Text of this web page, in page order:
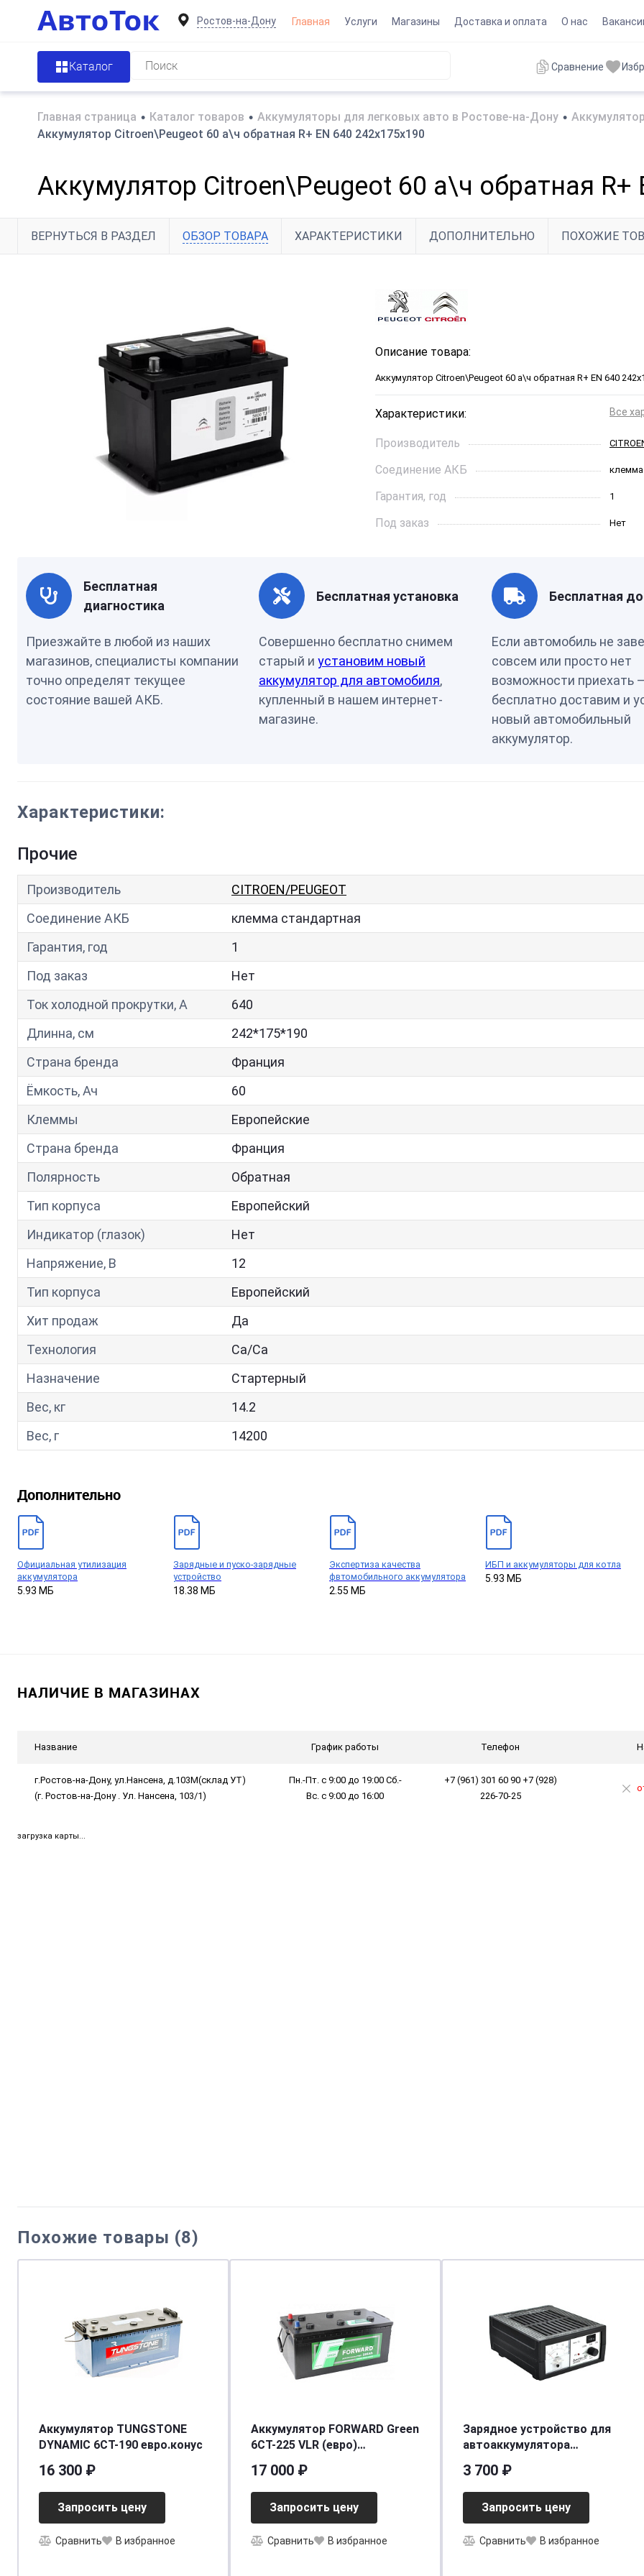
Ростов-на-Дону Главная Услуги Магазины Доставка и оплата О нас
Каталог Сравнение
Главная страница • Каталог товаров • Аккумуляторы для легковых авто в Ростове-на-Дону •
Аккумулятор Citroen\Peugeot 60 а\ч обратная R+ EN 640 242х175х190
Аккумулятор Citroen\Peugeot 60 а\ч обратная R+
ВЕРНУТЬСЯ В РАЗДЕЛ ОБЗОР ТОВАРА ХАРАКТЕРИСТИКИ ДОПОЛНИТЕЛЬНО ПОХОЖИЕ
Описание товара:
Аккумулятор Citroen\Peugeot 60 а\ч обратная R+ EN 640
Характеристики: Все
Производитель
Соединение АКБ клемма
Гарантия, год 1
Под заказ Нет
Страна бренда
Бесплатная
диагностика
Приезжайте в любой из наших
магазинов, специалисты компании
точно определят текущее
состояние вашей АКБ.
Бесплатная установка
Совершенно бесплатно снимем
старый и установим новый
аккумулятор для автомобиля,
купленный в нашем интернет-
магазине.
Бесплатная
Если автомобиль не
совсем или просто нет
возможности приехать
бесплатно доставим и
новый автомобильный
аккумулятор.
Характеристики:
Прочие
Производитель
CITROEN/PEUGEOT
Соединение АКБ
клемма стандартная
Гарантия, год
1
Под заказ
Нет
Ток холодной прокрутки, A
640
Длинна, см
242*175*190
Страна бренда
Франция
Ёмкость, Ач
60
Клеммы
Европейские
Страна бренда
Франция
Полярность
Обратная
Тип корпуса
Европейский
Индикатор (глазок)
Нет
Напряжение, В
12
Тип корпуса
Европейский
Хит продаж
Да
Технология
Са/Са
Назначение
Стартерный
Вес, кг
14.2
Вес, г
14200
Дополнительно
Официальная утилизация
аккумулятора
5.93 МБ
Зарядные и пуско-зарядные
устройство
18.38 МБ
Экспертиза качества
фвтомобильного аккумулятора
2.55 МБ
ИБП и аккумуляторы для котла
5.93 МБ
НАЛИЧИЕ В МАГАЗИНАХ
Название График работы Телефон
г.Ростов-на-Дону, ул.Нансена, д.103М(склад УТ)
(г. Ростов-на-Дону . Ул. Нансена, 103/1)
Пн.-Пт. с 9:00 до 19:00 Сб.-
Вс. с 9:00 до 16:00
+7 (961) 301 60 90 +7 (928)
226-70-25
загрузка карты...
Похожие товары (8)
Аккумулятор TUNGSTONE
DYNAMIC 6СТ-190 евро.конус
16 300 ₽
Запросить цену
Сравнить В избранное
Аккумулятор FORWARD Green
6СТ-225 VLR (евро)
17 000 ₽
Запросить цену
Сравнить В избранное
Зарядное устройство для
автоаккумулятора
18А, 3-х режимн, 12В,
стрелоч. амперметр)
3 700 ₽
Запросить цену
Сравнить В избранное